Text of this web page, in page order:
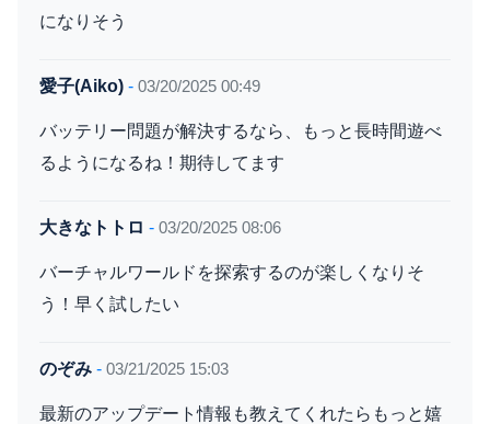
になりそう
愛子(Aiko) - 03/20/2025 00:49
バッテリー問題が解決するなら、もっと長時間遊べ
るようになるね！期待してます
大きなトトロ - 03/20/2025 08:06
バーチャルワールドを探索するのが楽しくなりそ
う！早く試したい
のぞみ - 03/21/2025 15:03
最新のアップデート情報も教えてくれたらもっと嬉